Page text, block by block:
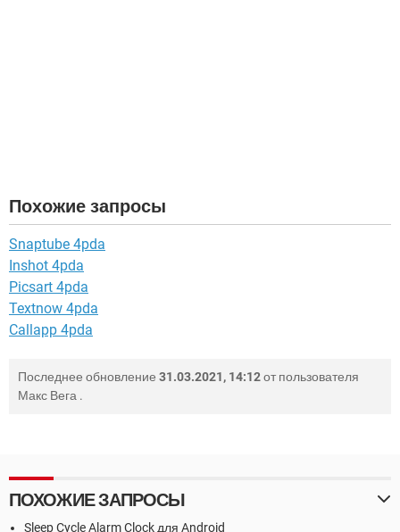
Похожие запросы
Snaptube 4pda
Inshot 4pda
Picsart 4pda
Textnow 4pda
Callapp 4pda
Последнее обновление 31.03.2021, 14:12от пользователя
Макс Вега .
ПОХОЖИЕ ЗАПРОСЫ
Sleep Cycle Alarm Clock для Android